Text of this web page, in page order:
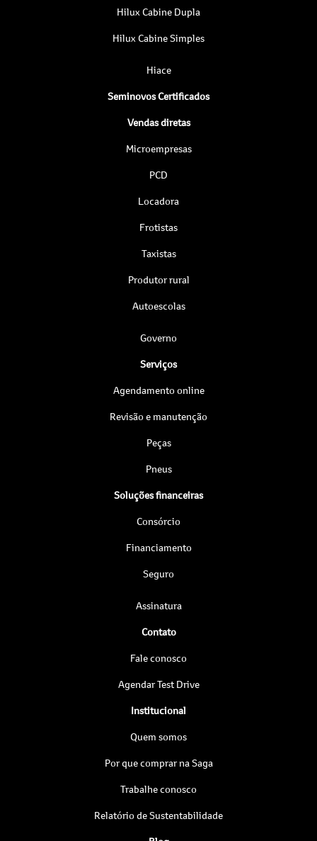
Hilux Cabine Dupla
Hilux Cabine Simples
Hiace
Seminovos Certificados
Vendas diretas
Microempresas
PCD
Locadora
Frotistas
Taxistas
Produtor rural
Autoescolas
Governo
Serviços
Agendamento online
Revisão e manutenção
Peças
Pneus
Soluções financeiras
Consórcio
Financiamento
Seguro
Assinatura
Contato
Fale conosco
Agendar Test Drive
Institucional
Quem somos
Por que comprar na Saga
Trabalhe conosco
Relatório de Sustentabilidade